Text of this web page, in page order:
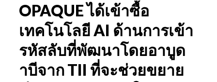
OPAQUE ได้เข้าซื้อ
เทคโนโลยี AI ด้านการเข้า
รหัสลับที่พัฒนาโดยอาบูด
าบีจาก TII ที่จะช่วยขยาย